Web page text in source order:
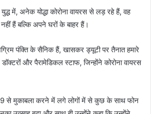
में, अनेक योद्धा कोरोना वायरस से लड़ रहे हैं, वह
हैं बल्कि अपने घरों के बाहर हैं।
पंक्ति के सैनिक हैं, खासकर ड्यूटी पर तैनात हमारे
और पैरामेडिकल स्टाफ, जिन्होंने कोरोना वायरस
से मुकाबला करने में लगे लोगों में से कुछ के साथ फोन